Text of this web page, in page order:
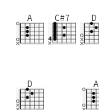
A C#7 D
D A